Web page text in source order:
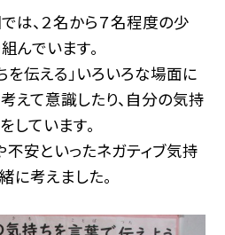
は、２名から７名程度の少
んでいます。
を伝える」いろいろな場面に
えて意識したり、自分の気持
しています。
不安といったネガティブ気持
に考えました。